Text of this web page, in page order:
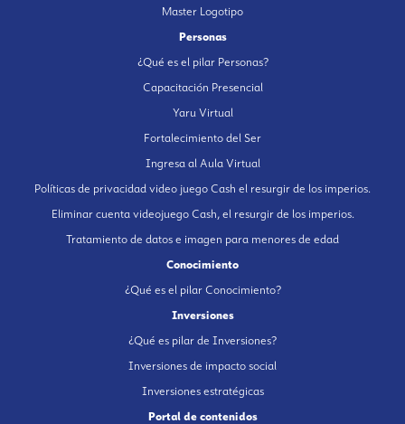
Master Logotipo
Personas
¿Qué es el pilar Personas?
Capacitación Presencial
Yaru Virtual
Fortalecimiento del Ser
Ingresa al Aula Virtual
Políticas de privacidad video juego Cash el resurgir de los imperios.
Eliminar cuenta videojuego Cash, el resurgir de los imperios.
Tratamiento de datos e imagen para menores de edad
Conocimiento
¿Qué es el pilar Conocimiento?
Inversiones
¿Qué es pilar de Inversiones?
Inversiones de impacto social
Inversiones estratégicas
Portal de contenidos